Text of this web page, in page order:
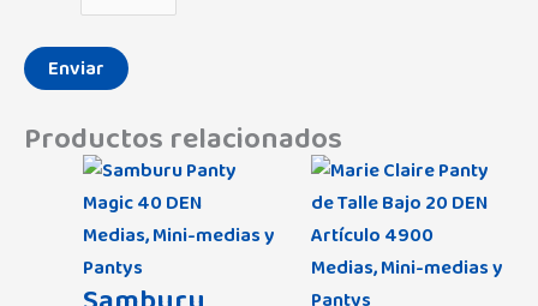
Productos relacionados
Medias, Mini-medias y
Pantys
Medias, Mini-medias y
Pantys